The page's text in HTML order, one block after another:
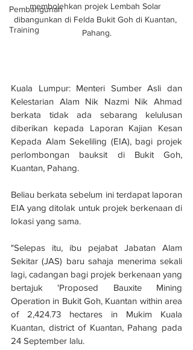
Pembangunan
Training
membolehkan projek Lembah Solar
dibangunkan di Felda Bukit Goh di Kuantan,
Pahang.
Kuala Lumpur: Menteri Sumber Asli dan
Kelestarian Alam Nik Nazmi Nik Ahmad
berkata tidak ada sebarang kelulusan
diberikan kepada Laporan Kajian Kesan
Kepada Alam Sekeliling (EIA), bagi projek
perlombongan bauksit di Bukit Goh,
Kuantan, Pahang.
Beliau berkata sebelum ini terdapat laporan
EIA yang ditolak untuk projek berkenaan di
lokasi yang sama.
"Selepas itu, ibu pejabat Jabatan Alam
Sekitar (JAS) baru sahaja menerima sekali
lagi, cadangan bagi projek berkenaan yang
bertajuk 'Proposed Bauxite Mining
Operation in Bukit Goh, Kuantan within area
of 2,424.73 hectares in Mukim Kuala
Kuantan, district of Kuantan, Pahang pada
24 September lalu.